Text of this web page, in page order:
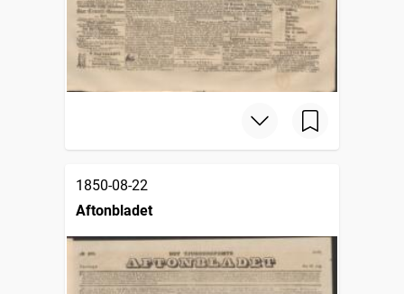
1850-08-22
Aftonbladet